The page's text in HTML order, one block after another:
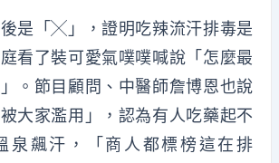
是「╳」，證明吃辣流汗排毒是
看了裝可愛氣噗噗喊說「怎麼最
。節目顧問、中醫師詹博恩也說
被大家濫用」，認為有人吃藥起不
泉飆汗，「商人都標榜這在排